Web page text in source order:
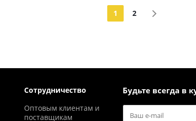
1 2
Сотрудничество
Оптовым клиентам и
поставщикам
Будьте всегда в